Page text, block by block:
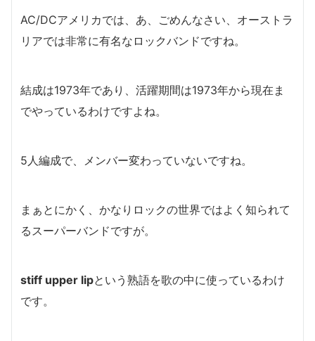
AC/DCアメリカでは、あ、ごめんなさい、オーストラ
リアでは非常に有名なロックバンドですね。
結成は1973年であり、活躍期間は1973年から現在ま
でやっているわけですよね。
5人編成で、メンバー変わっていないですね。
まぁとにかく、かなりロックの世界ではよく知られて
るスーパーバンドですが。
stiff upper lipという熟語を歌の中に使っているわけ
です。